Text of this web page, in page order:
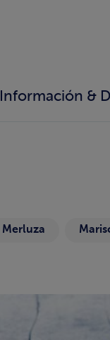
Información &
Merluza